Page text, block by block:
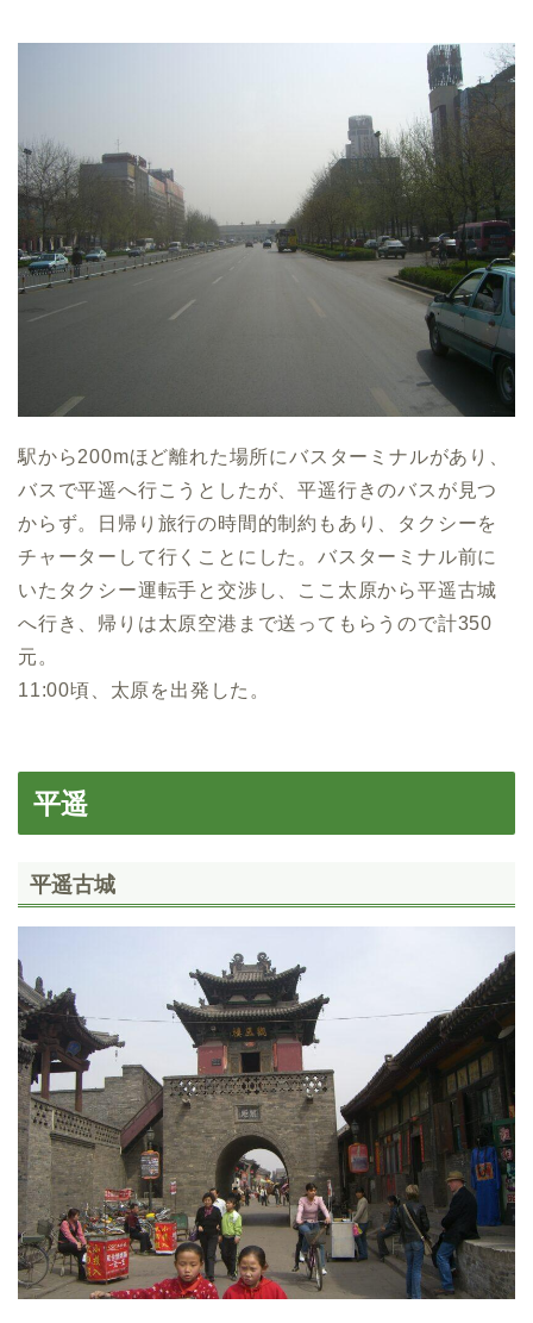
駅から200mほど離れた場所にバスターミナルがあり、
バスで平遥へ行こうとしたが、平遥行きのバスが見つ
からず。日帰り旅行の時間的制約もあり、タクシーを
チャーターして行くことにした。バスターミナル前に
いたタクシー運転手と交渉し、ここ太原から平遥古城
へ行き、帰りは太原空港まで送ってもらうので計350
元。
11:00頃、太原を出発した。
平遥
平遥古城